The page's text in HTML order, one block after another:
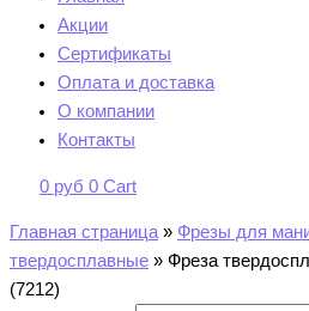
Акции
Сертификаты
Оплата и доставка
О компании
Контакты
0 руб 0 Cart
Главная страница» Фрезы для
твердосплавные » Фреза
(7212)